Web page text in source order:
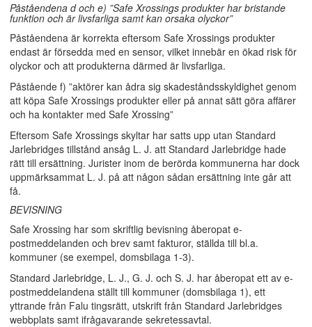
Påståendena d och e) ”Safe Xrossings produkter har bristande
funktion och är livsfarliga samt kan orsaka olyckor”
Påståendena är korrekta eftersom Safe Xrossings produkter
endast är försedda med en sensor, vilket innebär en ökad risk för
olyckor och att produkterna därmed är livsfarliga.
Påstående f) ”aktörer kan ådra sig skadeståndsskyldighet genom
att köpa Safe Xrossings produkter eller på annat sätt göra affärer
och ha kontakter med Safe Xrossing”
Eftersom Safe Xrossings skyltar har satts upp utan Standard
Jarlebridges tillstånd ansåg L. J. att Standard Jarlebridge hade
rätt till ersättning. Jurister inom de berörda kommunerna har dock
uppmärksammat L. J. på att någon sådan ersättning inte går att
få.
BEVISNING
Safe Xrossing har som skriftlig bevisning åberopat e-
postmeddelanden och brev samt fakturor, ställda till bl.a.
kommuner (se exempel, domsbilaga 1-3).
Standard Jarlebridge, L. J., G. J. och S. J. har åberopat ett av e-
postmeddelandena ställt till kommuner (domsbilaga 1), ett
yttrande från Falu tingsrätt, utskrift från Standard Jarlebridges
webbplats samt ifrågavarande sekretessavtal.